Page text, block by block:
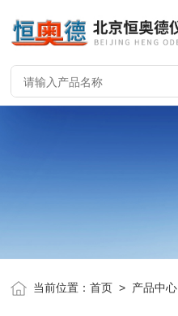
当前位置：首页 > 产品中心